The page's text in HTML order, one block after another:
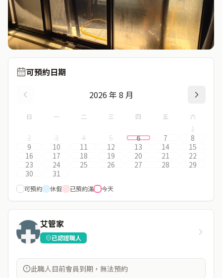
可預約日期
2026 年 8 月
日 一 二 三 四 五 六
1
2
3 4 5 6 7
8
9
10 11 12 13 14
15
16
17 18 19 20 21
22
23
24 25 26 27 28
29
30
31
可預約 休假 已預約滿 今天
艾管家
已認證職人
此職人目前會員到期，無法預約